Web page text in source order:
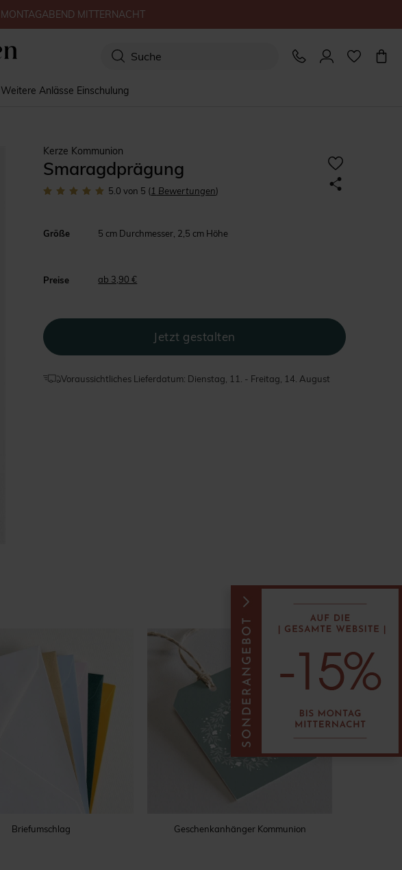
Weitere Anlässe Einschulung
Kerze Kommunion
Smaragdprägung
5.0 von 5 (1 Bewertungen)
Größe 5 cm Durchmesser, 2,5 cm Höhe
Preise ab 3,90 €
Voraussichtliches Lieferdatum: Dienstag, 11. - Freitag, 14. August
Briefumschlag Geschenkanhänger Kommunion
MONTAGABEND MITTERNACHT